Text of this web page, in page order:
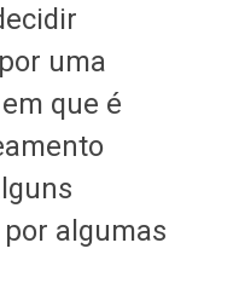
uma
que é
algumas